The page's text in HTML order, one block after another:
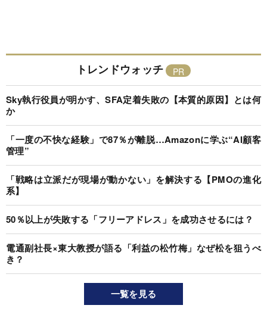
トレンドウォッチ
Sky執行役員が明かす、SFA定着失敗の【本質的原因】とは何
か
「一度の不快な経験」で87％が離脱…Amazonに学ぶ“AI顧客
管理”
「戦略は立派だが現場が動かない」を解決する【PMOの進化
系】
50％以上が失敗する「フリーアドレス」を成功させるには？
電通副社長×東大教授が語る「利益の松竹梅」なぜ松を狙うべ
き？
一覧を見る